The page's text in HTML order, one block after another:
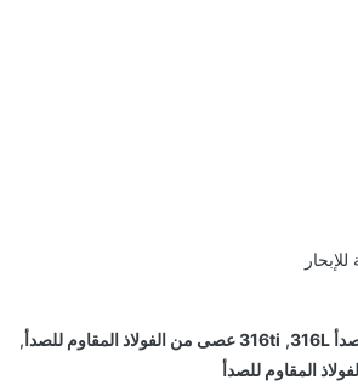
,316ti عصى من الفولاذ المقاوم للصدأ
,